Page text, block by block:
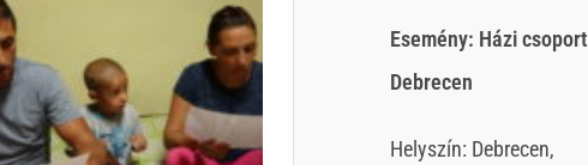
Esemény: Házi csoport
Debrecen
Helyszín: Debrecen,